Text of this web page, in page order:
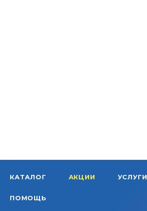
КАТАЛОГ АКЦИИ УСЛУГИ
ПОМОЩЬ